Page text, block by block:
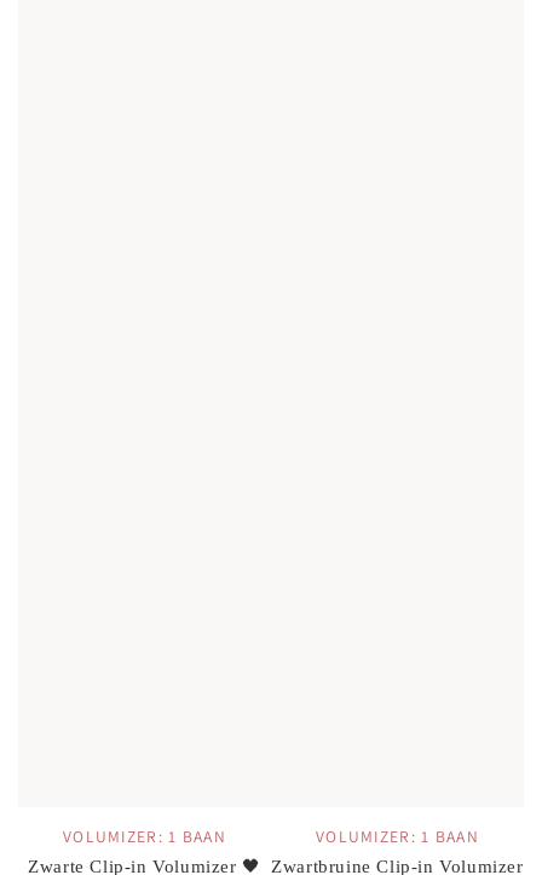
VOLUMIZER: 1 BAAN
Zwarte Clip-in Volumizer 🖤
VOLUMIZER: 1 BAAN
Zwartbruine Clip-in Volumizer